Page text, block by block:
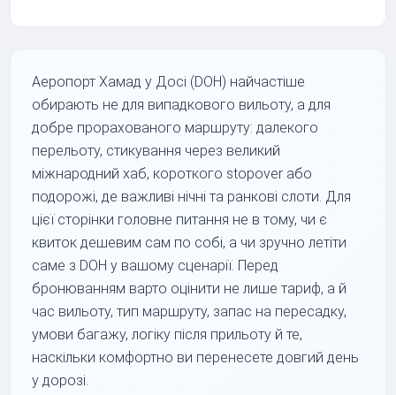
Аеропорт Хамад у Досі (DOH) найчастіше
обирають не для випадкового вильоту, а для
добре прорахованого маршруту: далекого
перельоту, стикування через великий
міжнародний хаб, короткого stopover або
подорожі, де важливі нічні та ранкові слоти. Для
цієї сторінки головне питання не в тому, чи є
квиток дешевим сам по собі, а чи зручно летіти
саме з DOH у вашому сценарії. Перед
бронюванням варто оцінити не лише тариф, а й
час вильоту, тип маршруту, запас на пересадку,
умови багажу, логіку після прильоту й те,
наскільки комфортно ви перенесете довгий день
у дорозі.